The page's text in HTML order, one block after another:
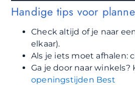
Handige tips voor
Check altijd of je naar
elkaar).
Als je iets moet afhalen:
Ga je door naar winkels?
openingstijden Best